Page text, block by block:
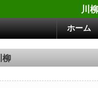
川
ホーム
柳